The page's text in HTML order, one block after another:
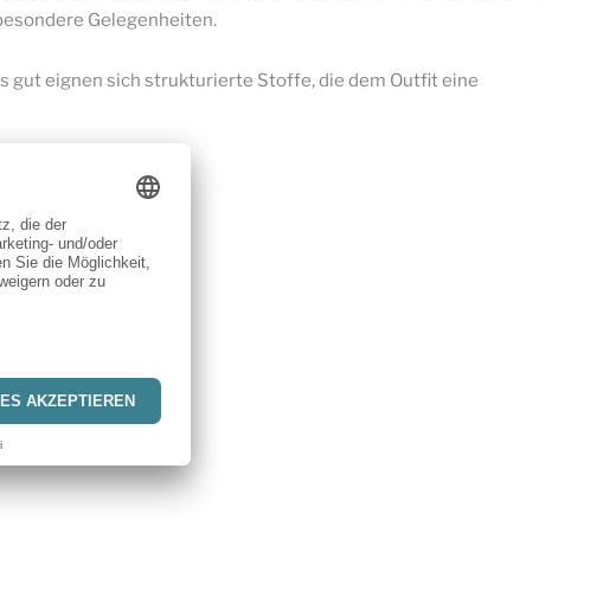
Gelegenheiten.
gut eignen sich strukturierte Stoffe, die dem Outfit eine